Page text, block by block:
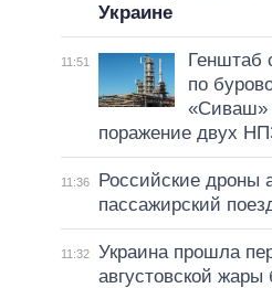
Украине
11:51
Генштаб
по
«Сиваш»
поражение двух
11:36
Российские дроны
пассажирский
11:32
Украина прошла
августовской жары